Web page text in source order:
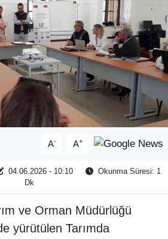
A- A+
04.06.2026 - 10:10
Okunma Süresi: 1
Dk
ve Orman Müdürlüğü
yürütülen Tarımda